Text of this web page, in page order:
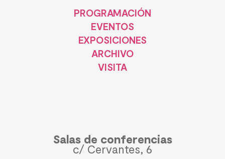
PROGRAMACIÓN
EVENTOS
EXPOSICIONES
ARCHIVO
VISITA
Salas de conferencias
c/ Cervantes, 6